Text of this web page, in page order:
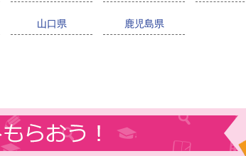
山口県 鹿児島県